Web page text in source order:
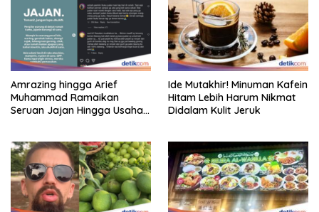
Amrazing hingga Arief
Muhammad Ramaikan
Seruan Jajan Hingga Usaha
Ide Mutakhir! Minuman Kafein
Hitam Lebih Harum Nikmat
Didalam Kulit Jeruk